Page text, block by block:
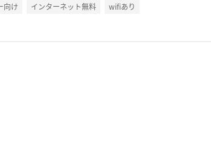
向け インターネット無料 wifiあり